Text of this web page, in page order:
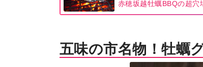
赤穂坂越牡蠣BBQの超穴
五味の市名物！牡蠣